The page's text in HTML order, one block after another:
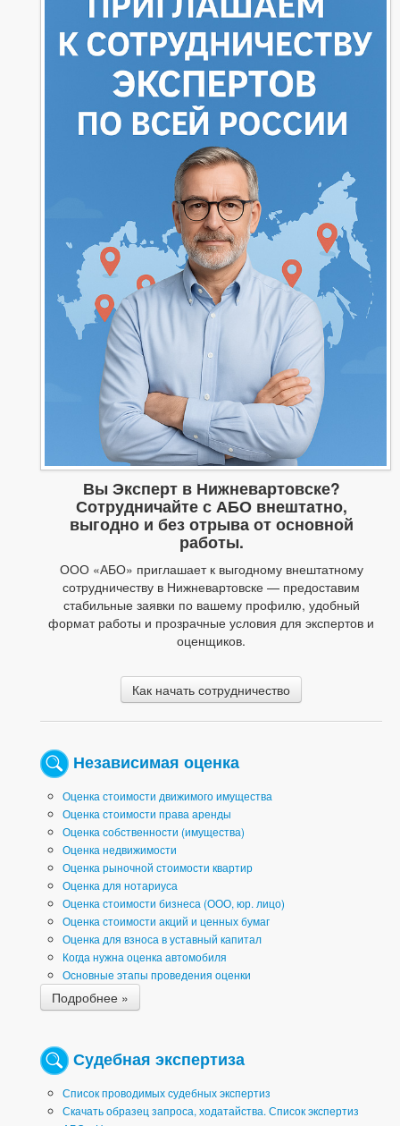
Вы Эксперт в Нижневартовске?
Сотрудничайте с АБО внештатно,
выгодно и без отрыва от основной
работы.
ООО «АБО» приглашает к выгодному внештатному
сотрудничеству в Нижневартовске — предоставим
стабильные заявки по вашему профилю, удобный
формат работы и прозрачные условия для экспертов и
оценщиков.
Как начать сотрудничество
Независимая оценка
Оценка стоимости движимого имущества
Оценка стоимости права аренды
Оценка собственности (имущества)
Оценка недвижимости
Оценка рыночной стоимости квартир
Оценка для нотариуса
Оценка стоимости бизнеса (ООО, юр. лицо)
Оценка стоимости акций и ценных бумаг
Оценка для взноса в уставный капитал
Когда нужна оценка автомобиля
Основные этапы проведения оценки
Подробнее »
Судебная экспертиза
Список проводимых судебных экспертиз
Скачать образец запроса, ходатайства. Список экспертиз